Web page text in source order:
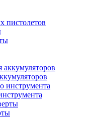
пистолетов